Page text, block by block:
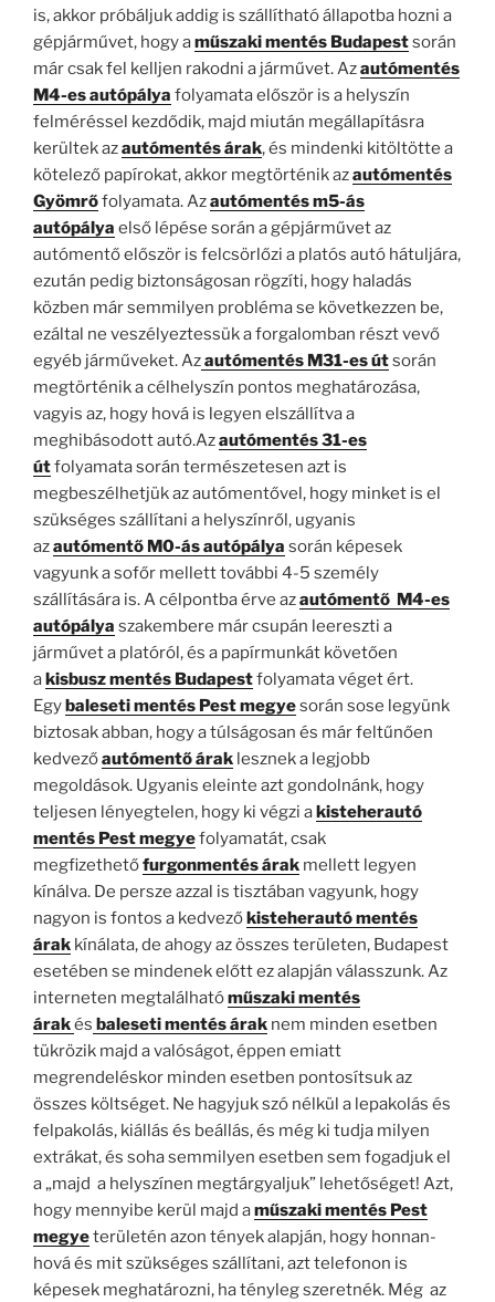
is, akkor próbáljuk addig is szállítható állapotba hozni a
gépjárművet, hogy aműszaki mentés Budapestsorán
már csak fel kelljen rakodni a járművet. Azautómentés
M4-es autópálya folyamata először is a helyszín
felméréssel kezdődik, majd miután megállapításra
kerültek azautómentés árak, és mindenki kitöltötte a
kötelező papírokat, akkor megtörténik azautómentés
Gyömrőfolyamata. Azautómentés m5-ás
autópálya első lépése során a gépjárművet az
autómentő először is felcsörlőzi a platós autó hátuljára,
ezután pedig biztonságosan rögzíti, hogy haladás
közben már semmilyen probléma se következzen be,
ezáltal ne veszélyeztessük a forgalomban részt vevő
egyéb járműveket. Azautómentés M31-es útsorán
megtörténik a célhelyszín pontos meghatározása,
vagyis az, hogy hová is legyen elszállítva a
meghibásodott autó.Azautómentés 31-es
útfolyamata során természetesen azt is
megbeszélhetjük az autómentővel, hogy minket is el
szükséges szállítani a helyszínről, ugyanis
azautómentő M0-ás autópálya során képesek
vagyunk a sofőr mellett további 4-5 személy
szállítására is. A célpontba érve azautómentő M4-es
autópálya szakembere már csupán leereszti a
járművet a platóról, és a papírmunkát követően
akisbusz mentés Budapestfolyamata véget ért.
Egybaleseti mentés Pest megyesorán sose legyünk
biztosak abban, hogy a túlságosan és már feltűnően
kedvezőautómentő árak lesznek a legjobb
megoldások. Ugyanis eleinte azt gondolnánk, hogy
teljesen lényegtelen, hogy ki végzi akisteherautó
mentés Pest megyefolyamatát, csak
megfizethetőfurgonmentés árak mellett legyen
kínálva. De persze azzal is tisztában vagyunk, hogy
nagyon is fontos a kedvezőkisteherautó mentés
árak kínálata, de ahogy az összes területen, Budapest
esetében se mindenek előtt ez alapján válasszunk. Az
interneten megtalálhatóműszaki mentés
árakés baleseti mentés árak nem minden esetben
tükrözik majd a valóságot, éppen emiatt
megrendeléskor minden esetben pontosítsuk az
összes költséget. Ne hagyjuk szó nélkül a lepakolás és
felpakolás, kiállás és beállás, és még ki tudja milyen
extrákat, és soha semmilyen esetben sem fogadjuk el
a „majd a helyszínen megtárgyaljuk” lehetőséget! Azt,
hogy mennyibe kerül majd aműszaki mentés Pest
megyeterületén azon tények alapján, hogy honnan-
hová és mit szükséges szállítani, azt telefonon is
képesek meghatározni, ha tényleg szeretnék. Még az